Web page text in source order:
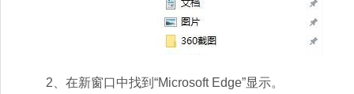
2、在新窗口中找到“Microsoft Edge”显示。